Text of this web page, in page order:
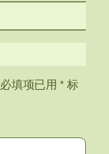
必填项已用*标